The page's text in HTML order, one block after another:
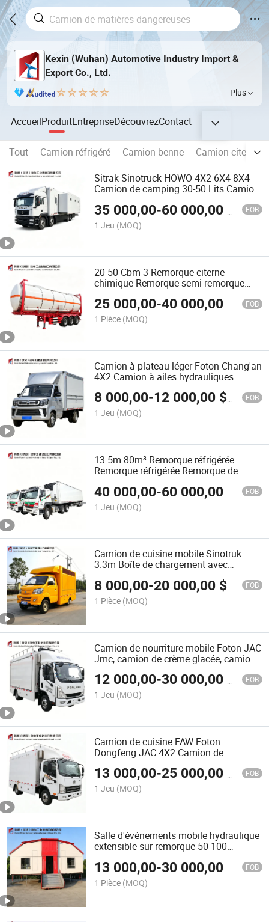
Kexin (Wuhan) Automotive Industry Import &
Export Co., Ltd.
Plus
AccueilProduitEntrepriseDécouvrezContact
Tout Camion réfrigéré Camion benne
Camion-citerne
Sitrak Sinotruck HOWO 4X2 6X4 8X4
Camion de camping 30-50 Lits Camion
vie Camion de camping d'expédition
avec système de vie hors réseau
35 000,00-60 000,00 FOB
1 Jeu (MOQ)
20-50 Cbm 3 Remorque-citerne
chimique Remorque semi-remorque
avec certifications pour carburant,
produits chimiques et liquides
25 000,00-40 000,00 FOB
1 Pièce (MOQ)
Camion à plateau léger Foton Chang'an
4X2 Camion à ailes hydrauliques
Camion à panneaux en aluminium
Camion à ouverture double latérale
Camion de cargaison à accès complet
pour la distribution au détail
8 000,00-12 000,00 $US FOB
1 Jeu (MOQ)
13.5m 80m³ Remorque réfrigérée
Remorque réfrigérée Remorque de
de congélation Remorque réfrigérée
lourde Remorque de transport de
chaîne du froid
40 000,00-60 000,00 FOB
1 Jeu (MOQ)
Camion de cuisine mobile Sinotruk
3.3m Boîte de chargement avec
équipement complet pour la vente de
café, poulet frit, glace, jus, sandwich
8 000,00-20 000,00 $US FOB
1 Pièce (MOQ)
Camion de nourriture mobile Foton JAC
Jmc, camion de crème glacée, camion
restauration mobile, camion de
boulangerie, camion de nourriture
rapide, remorque de nourriture mobile,
12 000,00-30 000,00 FOB
1 Jeu (MOQ)
Camion de cuisine FAW Foton
Dongfeng JAC 4X2 Camion de
Camion de snacks Camion de
restauration mobile Chariot de
nourriture Chariot de vente Camion de
13 000,00-25 000,00 FOB
1 Jeu (MOQ)
Salle d'événements mobile hydraulique
extensible sur remorque 50-100
banquets, conférences, lieux pour
événements gouvernementaux,
festivals, foires commerciales
13 000,00-30 000,00 FOB
1 Pièce (MOQ)